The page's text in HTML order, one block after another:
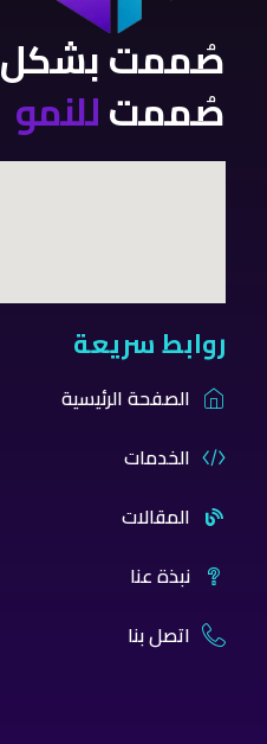
صُممت بشكل
صُممتللنمو
روابط سريعة
الصفحة الرئيسية
الخدمات
المقالات
نبذة عنا
اتصل بنا